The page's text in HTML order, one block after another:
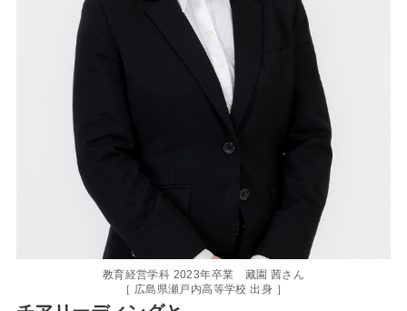
教育経営学科 2023年卒業 藏園 茜さん
［ 広島県瀬戸内高等学校 出身 ］